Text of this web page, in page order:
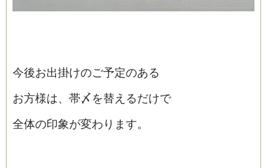
今後お出掛けのご予定のある
お方様は、帯〆を替えるだけで
全体の印象が変わります。